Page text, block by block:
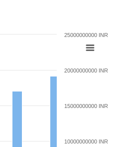
10000000000 INR
15000000000 INR
20000000000 INR
25000000000 INR